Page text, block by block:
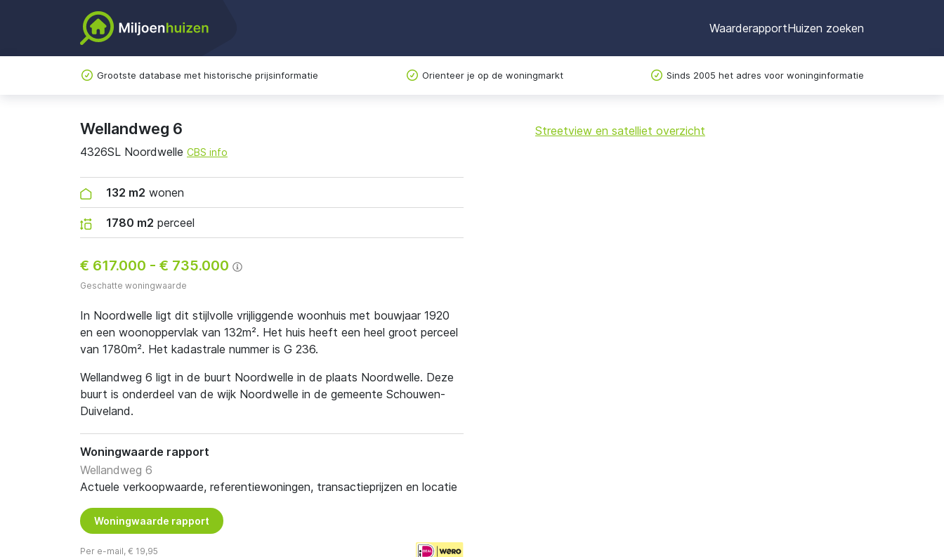
WaarderapportHuizen zoeken
Grootste database met historische prijsinformatie Orienteer je op de woningmarkt Sinds 2005 het adres voor woninginformatie
Wellandweg 6
4326SL Noordwelle CBS info
132 m2 wonen
1780 m2 perceel
€ 617.000 - € 735.000
Geschatte woningwaarde
In Noordwelle ligt dit stijlvolle vrijliggende woonhuis met bouwjaar 1920
en een woonoppervlak van 132m². Het huis heeft een heel groot perceel
van 1780m². Het kadastrale nummer is G 236.
Wellandweg 6 ligt in de buurt Noordwelle in de plaats Noordwelle. Deze
buurt is onderdeel van de wijk Noordwelle in de gemeente Schouwen-
Duiveland.
Woningwaarde rapport
Wellandweg 6
Actuele verkoopwaarde, referentiewoningen, transactieprijzen en locatie
Woningwaarde rapport
Per e-mail, € 19,95
+
Streetview en satelliet overzicht